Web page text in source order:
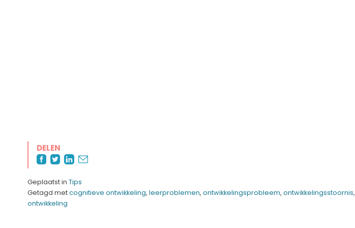
DELEN
Geplaatst in Tips
Getagd metcognitieve ontwikkeling, leerproblemen, ontwikkelingsprobleem, ontwikkelingsstoornis,
ontwikkeling